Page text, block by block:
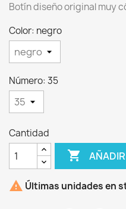
Botín diseño original muy
Color: negro
Número: 35
Cantidad

 Últimas unidades en
Crear lista de
Nombre de la lista de